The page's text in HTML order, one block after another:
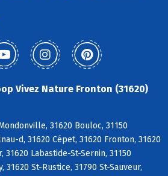
Vivez Nature Fronton (31620)
31620 Bouloc, 31150
d, 31620 Cépet, 31620 Fronton, 31620
31620 Labastide-St-Sernin, 31150
31620 St-Rustice, 31790 St-Sauveur,